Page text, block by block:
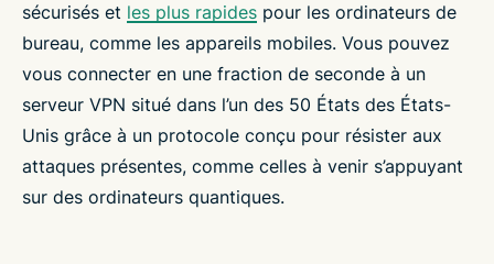
sécurisés et les plus rapides pour les ordinateurs de
bureau, comme les appareils mobiles. Vous pouvez
vous connecter en une fraction de seconde à un
serveur VPN situé dans l’un des 50 États des États-
Unis grâce à un protocole conçu pour résister aux
attaques présentes, comme celles à venir s’appuyant
sur des ordinateurs quantiques.